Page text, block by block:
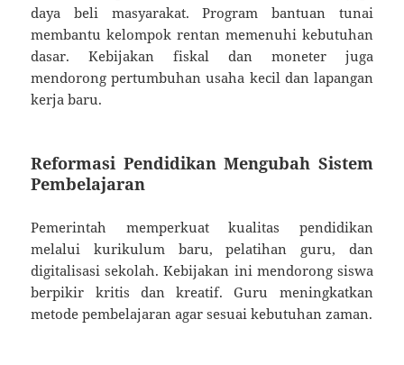
daya beli masyarakat. Program bantuan tunai
membantu kelompok rentan memenuhi kebutuhan
dasar. Kebijakan fiskal dan moneter juga
mendorong pertumbuhan usaha kecil dan lapangan
kerja baru.
Reformasi Pendidikan Mengubah Sistem
Pembelajaran
Pemerintah memperkuat kualitas pendidikan
melalui kurikulum baru, pelatihan guru, dan
digitalisasi sekolah. Kebijakan ini mendorong siswa
berpikir kritis dan kreatif. Guru meningkatkan
metode pembelajaran agar sesuai kebutuhan zaman.